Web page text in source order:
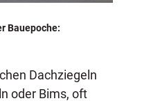
Bauepoche:
Dachziegeln
oder Bims, oft